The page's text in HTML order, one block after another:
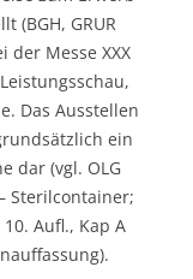
(BGH, GRUR
der Messe XXX
Das Ausstellen
ein
dar (vgl. OLG
Sterilcontainer;
Aufl., Kap A